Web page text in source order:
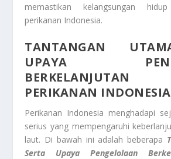
memastikan kelangsungan
perikanan Indonesia.
TANTANGAN
UPAYA
PERIKANAN INDONESIA
Perikanan Indonesia menghadapi
serius yang mempengaruhi
laut. Di bawah ini adalah beberapa
Serta Upaya Pengelolaan